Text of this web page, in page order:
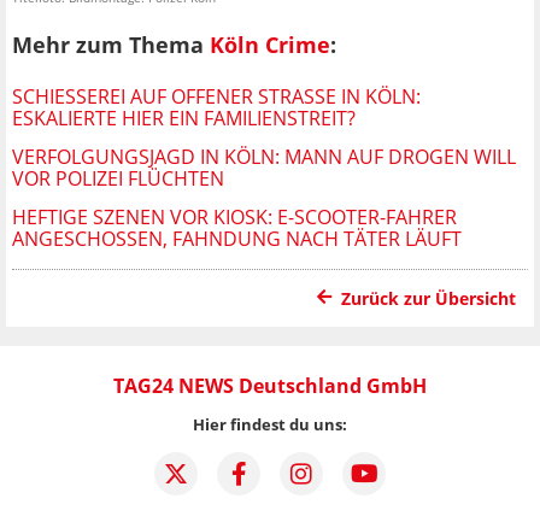
Mehr zum Thema Köln Crime:
SCHIESSEREI AUF OFFENER STRASSE IN KÖLN: ES
KALIERTE HIER EIN FAMILIENSTREIT?
VERFOLGUNGSJAGD IN KÖLN: MANN AUF DROGEN WILL
VOR POLIZEI FLÜCHTEN
HEFTIGE SZENEN VOR KIOSK: E-SCOOTER-FAHRER
ANGESCHOSSEN, FAHNDUNG NACH TÄTER LÄUFT
Zurück zur Übersicht
TAG24 NEWS Deutschland GmbH
Hier findest du uns: